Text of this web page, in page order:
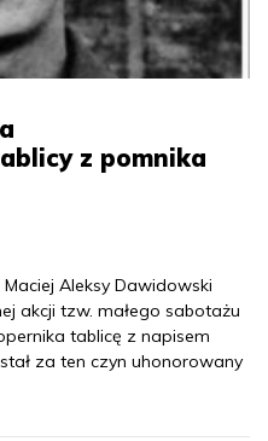
z pomnika
Aleksy Dawidowski
akcji tzw. małego sabotażu
tablicę z napisem
za ten czyn uhonorowany